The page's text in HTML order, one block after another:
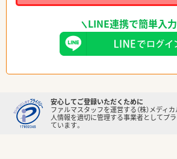
LINE連携で簡単入力
安心してご登録いただくために
ファルマスタッフを運営する（株）メディ
人情報を適切に管理する事業者としてプ
ています。